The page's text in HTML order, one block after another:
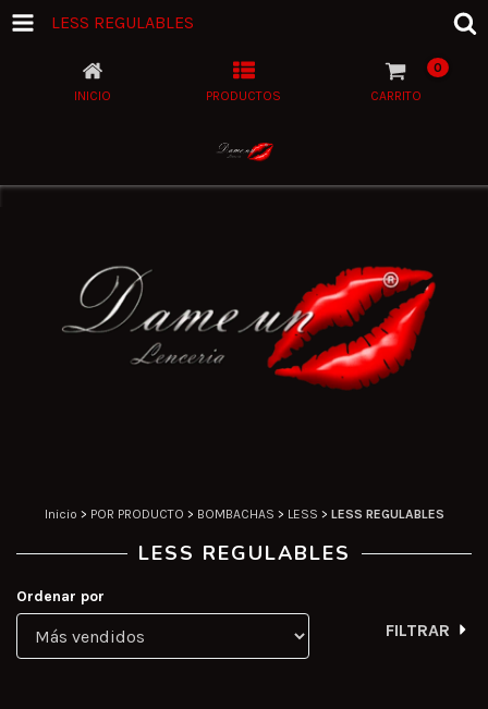
LESS REGULABLES
INICIO PRODUCTOS CARRITO
0
Inicio > POR PRODUCTO > BOMBACHAS > LESS > LESS REGULABLES
LESS REGULABLES
Ordenar por
FILTRAR